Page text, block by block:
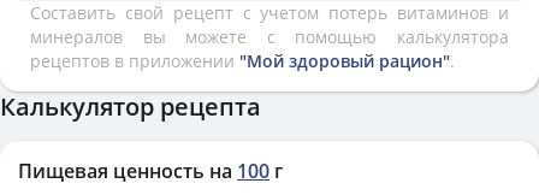
Составить свой рецепт с учетом потерь витаминов и
минералов вы можете с помощью калькулятора
рецептов в приложении "Мой здоровый рацион".
Калькулятор рецепта
Пищевая ценность на 100 г